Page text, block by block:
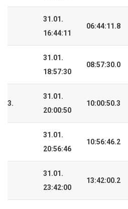
31.01.
16:44:11
06:44:11.8
31.01.
18:57:30
08:57:30.0
3.
31.01.
20:00:50
10:00:50.3
31.01.
20:56:46
10:56:46.2
31.01.
23:42:00
13:42:00.2